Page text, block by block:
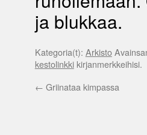
ja blukkaa.
Kategoria(t): Arkisto
kestolinkkikirjanmerkkeihisi.
← Griinataa kimpassa